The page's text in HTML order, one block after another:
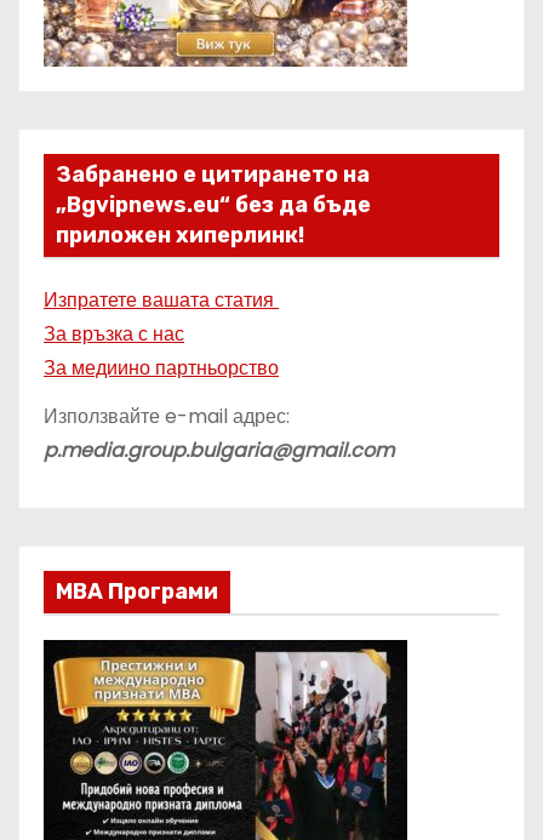
Забранено е цитирането на
„Bgvipnews.eu“ без да бъде
приложен хиперлинк!
Изпратете вашата статия
За връзка с нас
За медиино партньорство
Използвайте e-mail адрес:
p.media.group.bulgaria@gmail.com
МВА Програми